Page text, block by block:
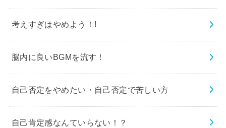
考えすぎはやめよう！!
脳内に良いBGMを流す！
自己否定をやめたい・自己否定で苦しい方
自己肯定感なんていらない！？